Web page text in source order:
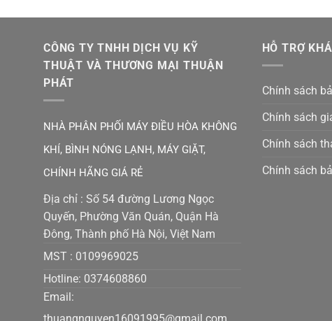
CÔNG TY TNHH DỊCH VỤ KỸ
THUẬT VÀ THƯƠNG MẠI THUẬN
PHÁT
NHÀ PHÂN PHỐI MÁY ĐIỀU HÒA KHÔNG
KHÍ, BÌNH NÓNG LẠNH, MÁY GIẶT,
CHÍNH HÃNG GIÁ RẺ
Địa chỉ : Số 54 đường Lương Ngọc
Quyến, Phường Văn Quán, Quận Hà
Đông, Thành phố Hà Nội, Việt Nam
MST : 0109969025
Hotline: 0374608860
Email:
HỖ TRỢ
Chính sách
Chính sách
Chính sách
Chính sách